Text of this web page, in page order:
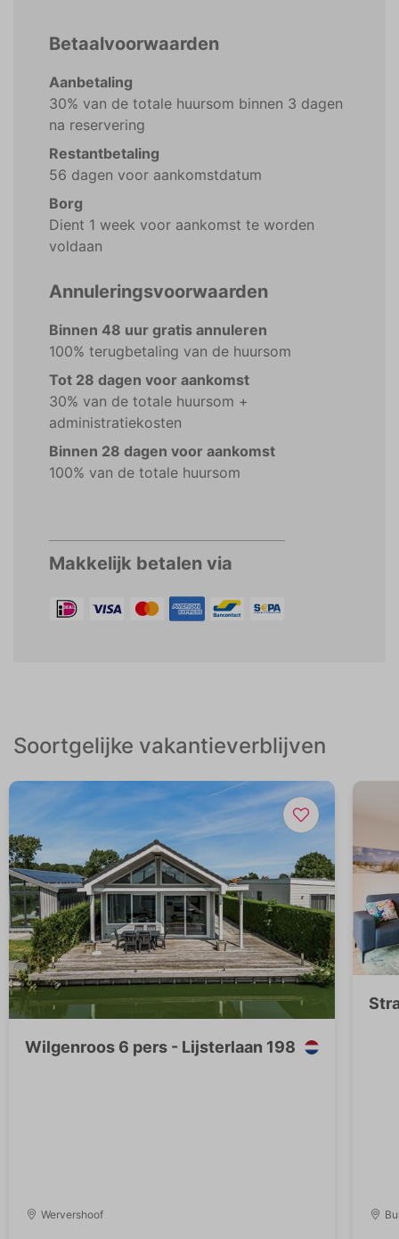
Betaalvoorwaarden
Aanbetaling
30% van de totale huursom binnen 3 dagen
na reservering
Restantbetaling
56 dagen voor aankomstdatum
Borg
Dient 1 week voor aankomst te worden
voldaan
Annuleringsvoorwaarden
Binnen 48 uur gratis annuleren
100% terugbetaling van de huursom
Tot 28 dagen voor aankomst
30% van de totale huursom +
administratiekosten
Binnen 28 dagen voor aankomst
100% van de totale huursom
Makkelijk betalen via
Soortgelijke vakantieverblijven
Wilgenroos 6 pers - Lijsterlaan 198
Wervershoof